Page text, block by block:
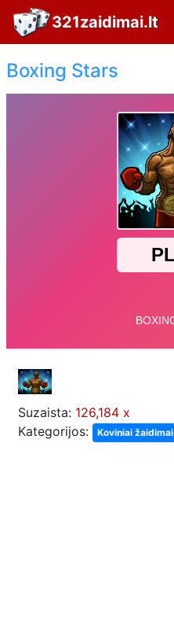
321zaidimai.lt
Boxing Stars
Suzaista: 126,184 x
Kategorijos:
Koviniai žaidimai